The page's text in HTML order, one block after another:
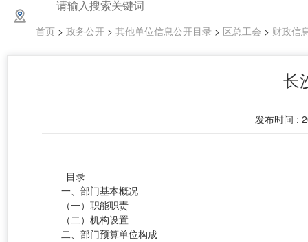
首页 > 政务公开 > 其他单位信息公开目录 > 区总工会 > 财政信
长
发布时间 :
目录
一、部门基本概况
（一）职能职责
（二）机构设置
二、部门预算单位构成